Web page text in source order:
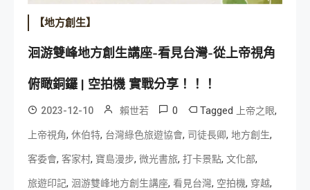
【地方創生】
洄游雙峰地方創生講座-看見台灣-從上帝視角
俯瞰銅鑼 | 空拍機 實戰分享！！！
2023-12-10 賴世若 0 Tagged 上帝之眼,
上帝視角, 休伯特, 台灣綠色旅遊協會, 司徒長卿, 地方創生,
客委會, 客家村, 寶島漫步, 微光書旅, 打卡景點, 文化部,
旅遊印記, 洄游雙峰地方創生講座, 看見台灣, 空拍機, 穿越,